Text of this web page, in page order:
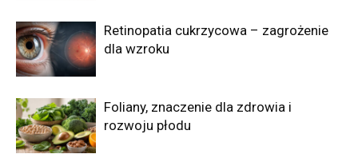
Retinopatia cukrzycowa – zagrożenie
dla wzroku
Foliany, znaczenie dla zdrowia i
rozwoju płodu